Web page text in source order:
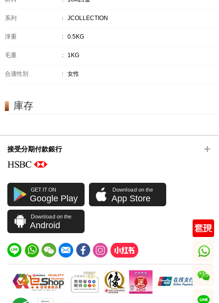
系列 ： JCOLLECTION
淨重 ： 0.5KG
毛重 ： 1KG
合適性別 ： 女性
庫存
接受分期付款銀行
GET IT ON
Google Play
Download on the
App Store
Download on the
Android
whatsapp